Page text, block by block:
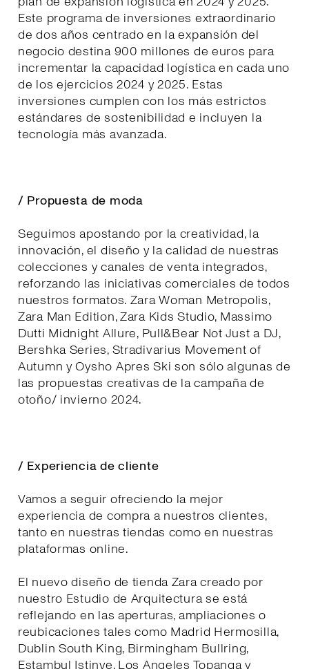
Este programa de inversiones extraordinario
de dos años centrado en la expansión del
negocio destina 900 millones de euros para
incrementar la capacidad logística en cada uno
de los ejercicios 2024 y 2025. Estas
inversiones cumplen con los más estrictos
estándares de sostenibilidad e incluyen la
tecnología más avanzada.
/ Propuesta de moda
Seguimos apostando por la creatividad, la
innovación, el diseño y la calidad de nuestras
colecciones y canales de venta integrados,
reforzando las iniciativas comerciales de todos
nuestros formatos. Zara Woman Metropolis,
Zara Man Edition, Zara Kids Studio, Massimo
Dutti Midnight Allure, Pull&Bear Not Just a DJ,
Bershka Series, Stradivarius Movement of
Autumn y Oysho Apres Ski son sólo algunas de
las propuestas creativas de la campaña de
otoño/ invierno 2024.
/ Experiencia de cliente
Vamos a seguir ofreciendo la mejor
experiencia de compra a nuestros clientes,
tanto en nuestras tiendas como en nuestras
plataformas online.
El nuevo diseño de tienda Zara creado por
nuestro Estudio de Arquitectura se está
reflejando en las aperturas, ampliaciones o
reubicaciones tales como Madrid Hermosilla,
Dublin South King, Birmingham Bullring,
Estambul Istinye, Los Angeles Topanga y